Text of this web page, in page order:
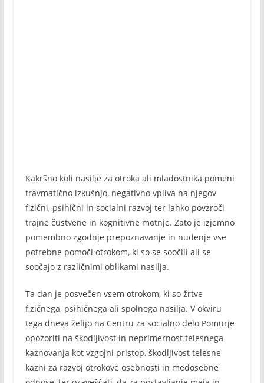
Kakršno koli nasilje za otroka ali mladostnika pomeni
travmatično izkušnjo, negativno vpliva na njegov
fizični, psihični in socialni razvoj ter lahko povzroči
trajne čustvene in kognitivne motnje. Zato je izjemno
pomembno zgodnje prepoznavanje in nudenje vse
potrebne pomoči otrokom, ki so se soočili ali se
soočajo z različnimi oblikami nasilja.
Ta dan je posvečen vsem otrokom, ki so žrtve
fizičnega, psihičnega ali spolnega nasilja. V okviru
tega dneva želijo na Centru za socialno delo Pomurje
opozoriti na škodljivost in neprimernost telesnega
kaznovanja kot vzgojni pristop, škodljivost telesne
kazni za razvoj otrokove osebnosti in medosebne